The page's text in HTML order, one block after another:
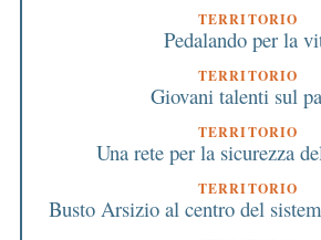
TERRITORIO
Pedalando per la
TERRITORIO
Giovani talenti sul
TERRITORIO
Una rete per la sicurezza
TERRITORIO
Busto Arsizio al centro del